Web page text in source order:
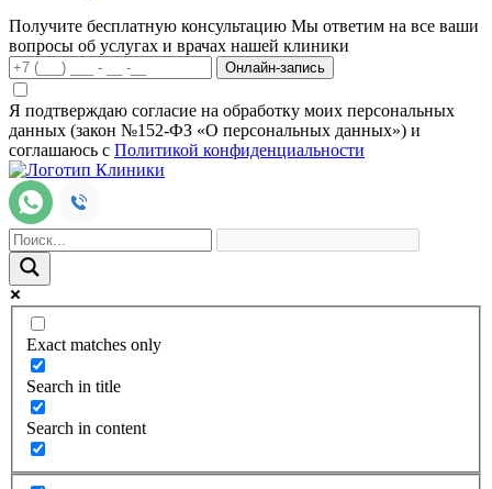
Получите бесплатную консультацию Мы ответим на все ваши
вопросы об услугах и врачах нашей клиники
Онлайн-запись
Я подтверждаю согласие на обработку моих персональных
данных (закон №152-ФЗ «О персональных данных») и
соглашаюсь с Политикой конфиденциальности
Exact matches only
Search in title
Search in content